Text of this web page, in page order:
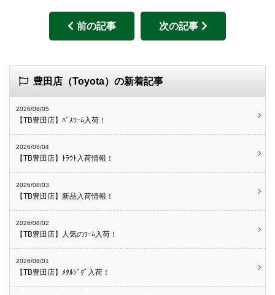
前の記事 次の記事
豊田店（Toyota）の新着記事
2026/08/05
【TB豊田店】ﾊﾞｽﾜｰﾑ入荷！
2026/08/04
【TB豊田店】ﾄﾗｳﾄ入荷情報！
2026/08/03
【TB豊田店】新品入荷情報！
2026/08/02
【TB豊田店】人気のﾜｰﾑ入荷！
2026/08/01
【TB豊田店】ﾒﾀﾙｼﾞｸﾞ入荷！